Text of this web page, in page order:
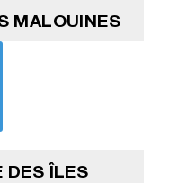
MALOUINES
DES ÎLES